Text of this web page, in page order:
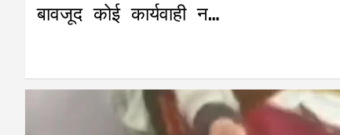
बावजूद कोई कार्यवाही न…